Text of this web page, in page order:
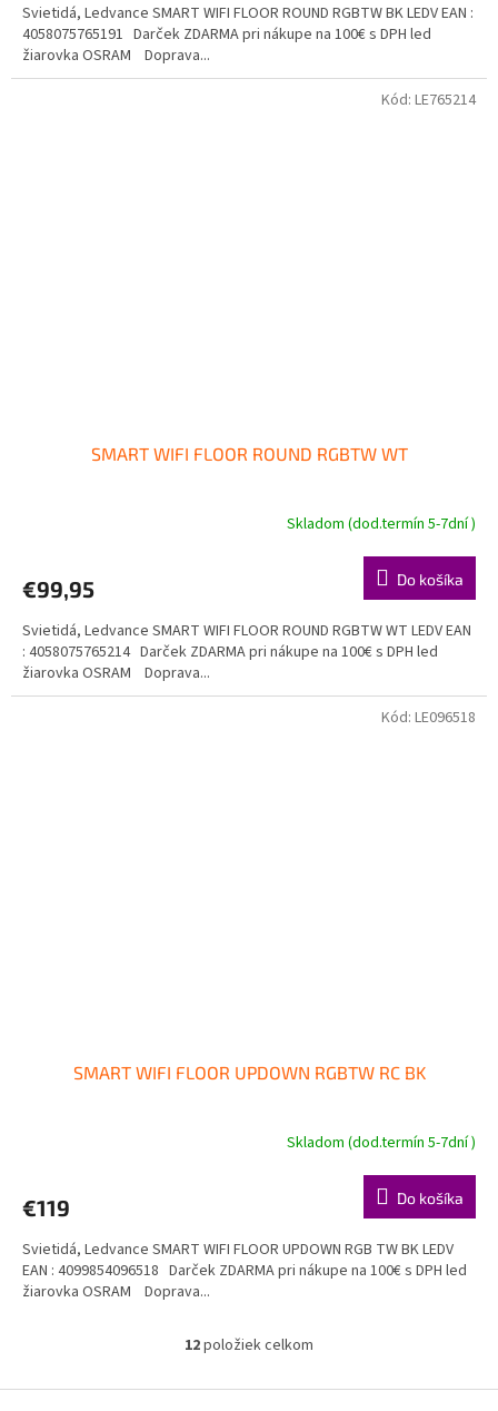
Svietidá, Ledvance SMART WIFI FLOOR ROUND RGBTW BK LEDV EAN :
4058075765191 Darček ZDARMA pri nákupe na 100€ s DPH led
žiarovka OSRAM Doprava...
SMART WIFI FLOOR ROUND RGBTW WT
Skladom (dod.termín 5-7dní )
€99,95 Do košíka
Svietidá, Ledvance SMART WIFI FLOOR ROUND RGBTW WT LEDV EAN
: 4058075765214 Darček ZDARMA pri nákupe na 100€ s DPH led
žiarovka OSRAM Doprava...
Kód: LE765214
SMART WIFI FLOOR UPDOWN RGBTW RC BK
Skladom (dod.termín 5-7dní )
€119 Do košíka
Svietidá, Ledvance SMART WIFI FLOOR UPDOWN RGB TW BK LEDV
EAN : 4099854096518 Darček ZDARMA pri nákupe na 100€ s DPH led
žiarovka OSRAM Doprava...
Kód: LE096518
O
l
12položiek celkom